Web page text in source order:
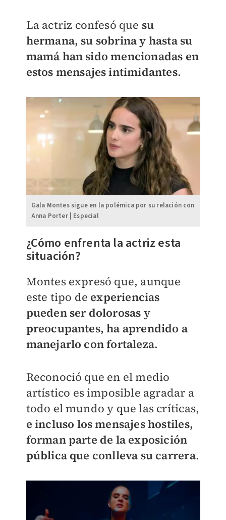
La actriz confesó que su
hermana, su sobrina y hasta su
mamá han sido mencionadas en
estos mensajes intimidantes.
Gala Montes sigue en la polémica por su relación con
Anna Porter | Especial
¿Cómo enfrenta la actriz esta
situación?
Montes expresó que, aunque
este tipo de experiencias
pueden ser dolorosas y
preocupantes, ha aprendido a
manejarlo con fortaleza.
Reconoció que en el medio
artístico es imposible agradar a
todo el mundo y que las críticas,
e incluso los mensajes hostiles,
forman parte de la exposición
pública que conlleva su carrera.